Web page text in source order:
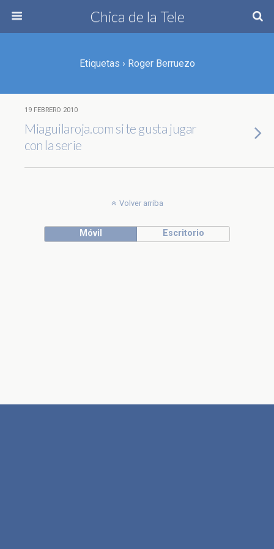
Chica de la Tele
Etiquetas › Roger Berruezo
19 FEBRERO 2010
Miaguilaroja.com si te gusta jugar
con la serie
Volver arriba
Móvil Escritorio